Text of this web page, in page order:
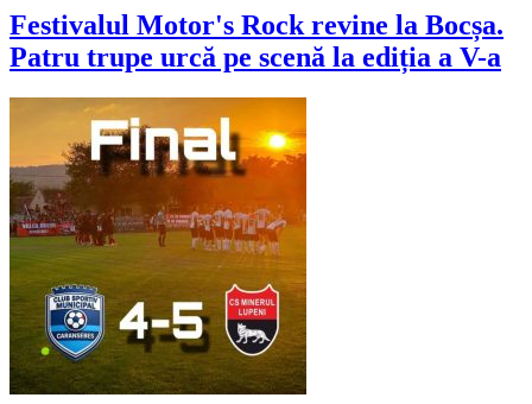
Festivalul Motor's Rock revine la Bocșa.
Patru trupe urcă pe scenă la ediția a V-a